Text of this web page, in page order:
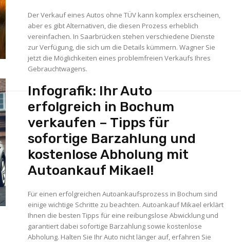
Der Verkauf eines Autos ohne TÜV kann komplex erscheinen,
aber es gibt Alternativen, die diesen Prozess erheblich
vereinfachen. In Saarbrücken stehen verschiedene Dienste
zur Verfügung, die sich um die Details kümmern. Wagner Sie
jetzt die Möglichkeiten eines problemfreien Verkaufs Ihres
Gebrauchtwagens.
Infografik: Ihr Auto
erfolgreich in Bochum
verkaufen – Tipps für
sofortige Barzahlung und
kostenlose Abholung mit
Autoankauf Mikael!
Für einen erfolgreichen Autoankaufsprozess in Bochum sind
einige wichtige Schritte zu beachten. Autoankauf Mikael erklärt
Ihnen die besten Tipps für eine reibungslose Abwicklung und
garantiert dabei sofortige Barzahlung sowie kostenlose
Abholung. Halten Sie Ihr Auto nicht länger auf, erfahren Sie